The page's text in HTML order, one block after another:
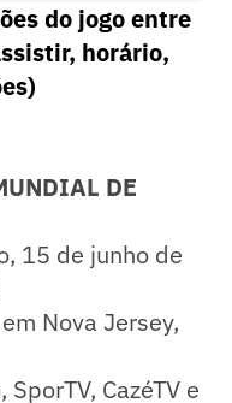
do jogo entre
horário,
DE
15 de junho de
Nova Jersey,
SporTV, CazéTV e